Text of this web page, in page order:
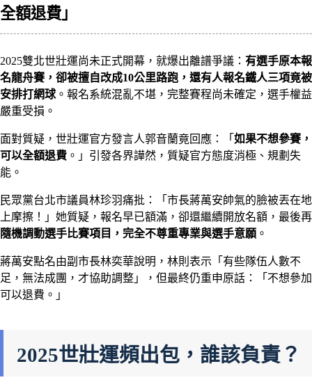
全額退費」
2025雙北世壯運尚未正式開幕，就爆出離譜爭議： 有選手原本報
名龍舟賽，卻被擅自改成10公里路跑，還有人報名鐵人三項竟被
安排打網球 。報名系統混亂不堪，完整賽程尚未確定，選手權益
嚴重受損。
面對質疑，世壯運官方發言人郭音蘭竟回應：「 如果不想參賽，
可以全額退費 。」引發各界譁然，質疑官方態度消極、規劃失
能。
民眾黨台北市議員林珍羽痛批：「市長蔣萬安帥氣的臉被丟在地
上摩擦！」她質疑，報名早已額滿，卻還繼續開放名額，最後再
隨機調動選手比賽項目，完全不尊重專業與選手意願 。
蔣萬安點名由副市長林奕華說明，林則表示「有些隊伍人數不
足，無法成團，才協助調整」，但最終仍重申原話：「不想參加
可以退費。」
2025世壯運頻出包，誰該負責？